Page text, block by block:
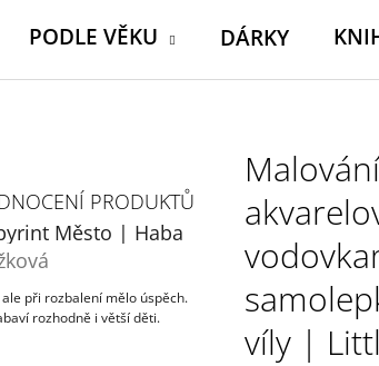
PODLE VĚKU DÁRKY
PRODUKTŮ
Město | Haba
5 z 5 hvězdiček.
při rozbalení mělo úspěch.
rozhodně i větší děti.
Malování
víly |
KÁMOŠ - KNIHA
(3 - 6 LET) | DVA
ČELOVKA -
ČELENKAMI A
499 Kč